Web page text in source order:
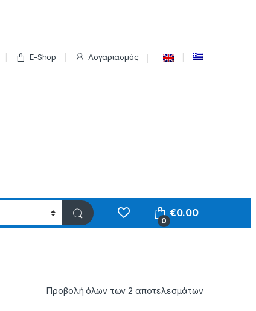
E-Shop Λογαριασμός
0
€0.00
Προβολή όλων των 2 αποτελεσμάτων